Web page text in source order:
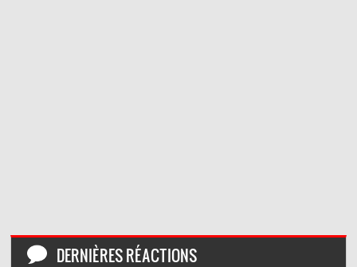
DERNIÈRES RÉACTIONS